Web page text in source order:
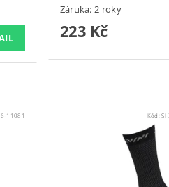
Záruka: 2 roky
223 Kč
11081 Kód: